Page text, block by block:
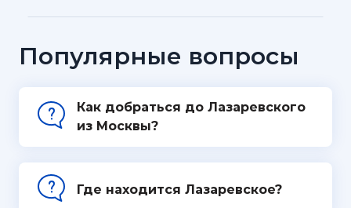
Популярные вопросы
Как добраться до Лазаревского
из Москвы?
Где находится Лазаревское?